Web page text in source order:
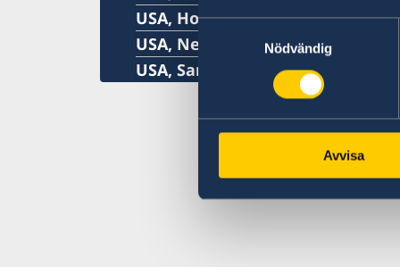
Samtyckesval
Nödvändig
Avvisa
USA, Houston
USA, New York
USA, San Francisco